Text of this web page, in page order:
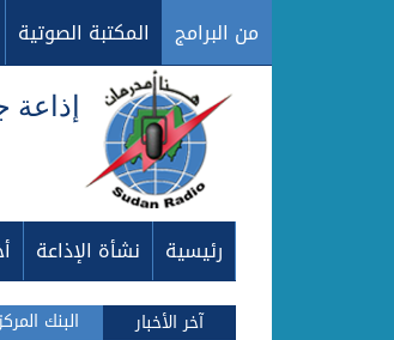
من البرامج المكتبة الصوتية
رئيسية نشأة الإذاعة
آخر الأخبار البنك